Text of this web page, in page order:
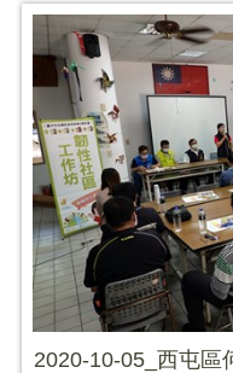
2020-10-05_西屯區